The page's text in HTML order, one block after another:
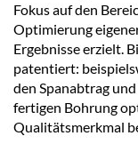
Fokus auf den
Optimierung
Ergebnisse erzielt.
patentiert:
den Spanabtrag
fertigen Bohrung
Qualitätsmerkmal